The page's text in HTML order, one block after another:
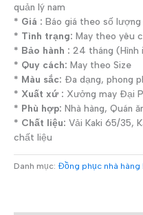
quản lý nam
* Giá : Báo giá theo số
* Tình trạng: May theo yêu
* Bảo hành : 24 tháng (Hình
* Quy cách: May theo Size
* Màu sắc: Đa dạng, phong
* Xuất xứ : Xưởng may Đại
* Phù hợp: Nhà hàng, Quán
* Chất liệu: Vải Kaki 65/35,
chất liệu
Danh mục: Đồng phục nhà hàng